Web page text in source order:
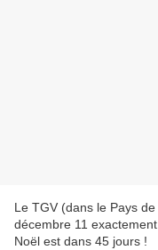
Le TGV (dans le Pays
décembre 11 exactement.
Noël est dans 45 jours !